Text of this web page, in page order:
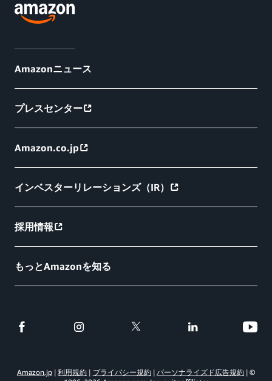
Amazonニュース
プレスセンター
Amazon.co.jp
インベスターリレーションズ（IR）
採用情報
もっとAmazonを知る
Amazon.jp 利用規約 プライバシー規約 パーソナライズド広告規約
©